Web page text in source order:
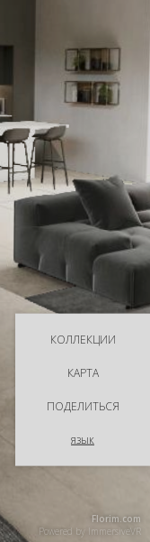
КОЛЛЕКЦИИ
КАРТА
ПОДЕЛИТЬСЯ
язык
Florim.com
Powered by ImmersiveVR